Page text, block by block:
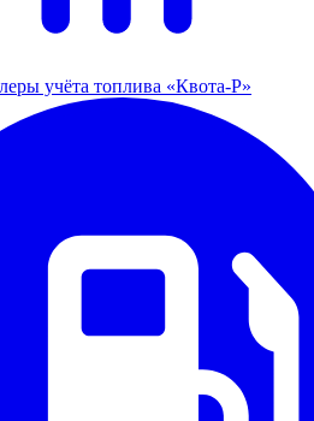
учёта топлива «Квота-Р»